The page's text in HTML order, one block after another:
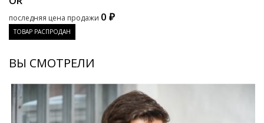
последняя цена продажи 0 ₽
ТОВАР РАСПРОДАН
ВЫ СМОТРЕЛИ